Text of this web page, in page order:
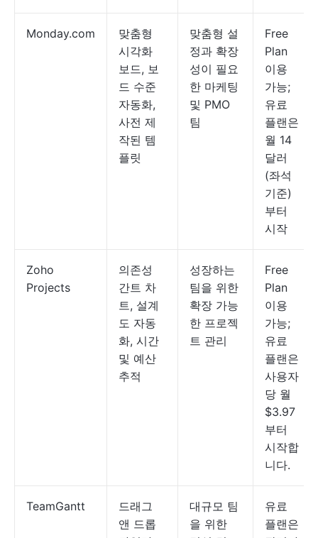
Monday.com
맞춤형
시각화
보드, 보
드 수준
자동화,
사전 제
작된 템
플릿
맞춤형 설
정과 확장
성이 필요
한 마케팅
및 PMO
팀
Free
Plan
이용
가능;
유료
플랜은
월 14
달러
(좌석
기준)
부터
시작
Zoho
Projects
의존성
간트 차
트, 설계
도 자동
화, 시간
및 예산
추적
성장하는
팀을 위한
확장 가능
한 프로젝
트 관리
Free
Plan
이용
가능;
유료
플랜은
사용자
당 월
$3.97
부터
시작합
니다.
TeamGantt
드래그
앤 드롭
대규모 팀
을 위한
유료
플랜은